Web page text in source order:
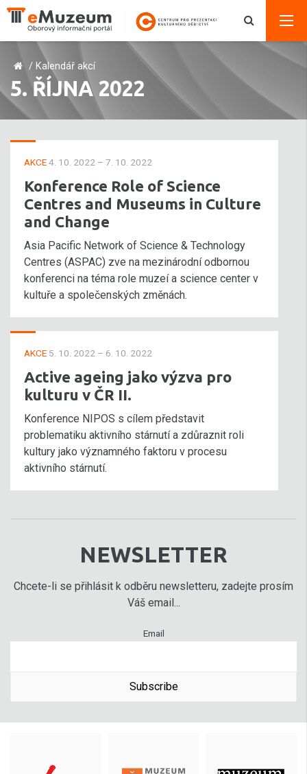
/ Kalendář akcí
5. ŘÍJNA 2022
AKCE4. 10. 2022 – 7. 10. 2022
Konference Role of Science
Centres and Museums in Culture
and Change
Asia Pacific Network of Science & Technology
Centres (ASPAC) zve na mezinárodní odbornou
konferenci na téma role muzeí a science center v
kultuře a společenských změnách.
AKCE 5. 10. 2022 – 6. 10. 2022
Active ageing jako výzva pro
kulturu v ČR II.
Konference NIPOS s cílem představit
problematiku aktivního stárnutí a zdůraznit roli
kultury jako významného faktoru v procesu
aktivního stárnutí.
NEWSLETTER
Chcete-li se přihlásit k odběru newsletteru, zadejte prosím
Váš email...
Email
Subscribe